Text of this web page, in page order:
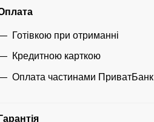
Готівкою при отриманні
Кредитною карткою
Оплата частинами ПриватБанк
Гарантія